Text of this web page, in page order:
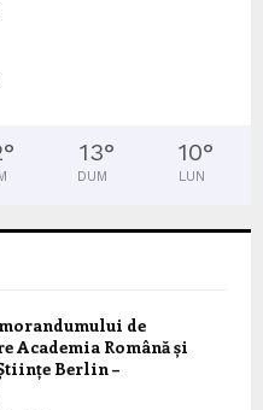
° 13°
DUM
10°
LUN
de
Academia Română și
Berlin –